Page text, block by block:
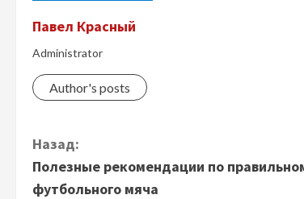
Павел Красный
Administrator
Author's posts
П
р
Назад:
Полезные рекомендации по
футбольного мяча